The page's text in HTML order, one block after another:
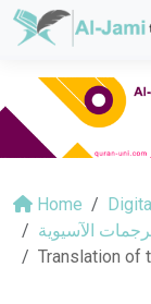
Home
الآسيوية
Translation of